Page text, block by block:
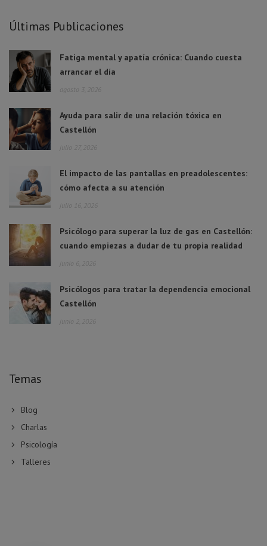
Últimas Publicaciones
Fatiga mental y apatía crónica: Cuando cuesta
arrancar el día
agosto 3, 2026
Ayuda para salir de una relación tóxica en
Castellón
julio 27, 2026
El impacto de las pantallas en preadolescentes:
cómo afecta a su atención
julio 16, 2026
Psicólogo para superar la luz de gas en Castellón:
cuando empiezas a dudar de tu propia realidad
junio 6, 2026
Psicólogos para tratar la dependencia emocional
Castellón
junio 2, 2026
Temas
Blog
Charlas
Psicología
Talleres